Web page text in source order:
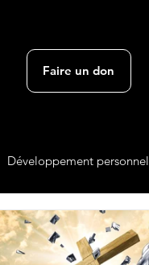
Faire un don
Développement personnel